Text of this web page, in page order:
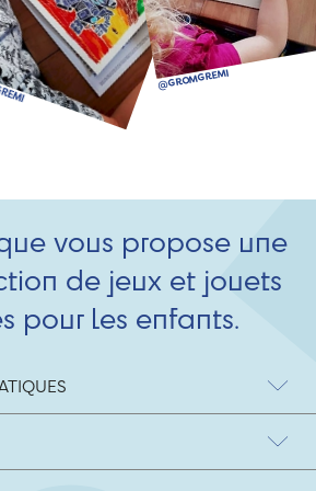
vous propose une
de jeux et jouets
pour les enfants.